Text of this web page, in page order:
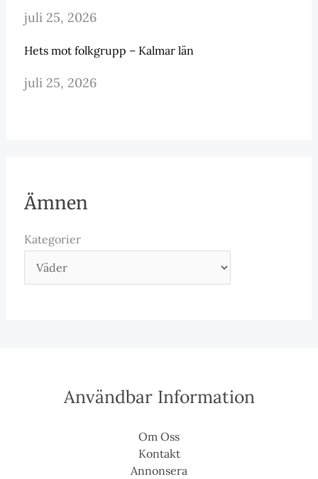
juli 25, 2026
Hets mot folkgrupp – Kalmar län
juli 25, 2026
Ämnen
Kategorier
Användbar Information
Om Oss
Kontakt
Annonsera